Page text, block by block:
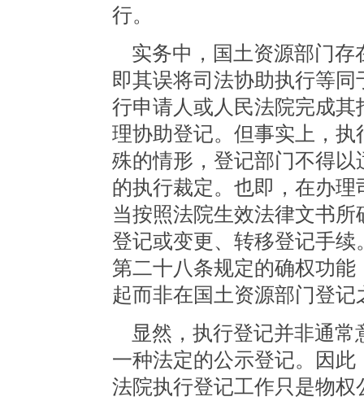
行。
实务中，国土资源部门存
即其误将司法协助执行等
行申请人或人民法院完成
理协助登记。但事实上，
殊的情形，登记部门不得
的执行裁定。也即，在办
当按照法院生效法律文书
登记或变更、转移登记手
第二十八条规定的确权功
起而非在国土资源部门登记
显然，执行登记并非通常
一种法定的公示登记。因
法院执行登记工作只是物